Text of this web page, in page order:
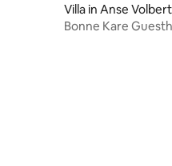
Villa in Anse
Bonne Kare